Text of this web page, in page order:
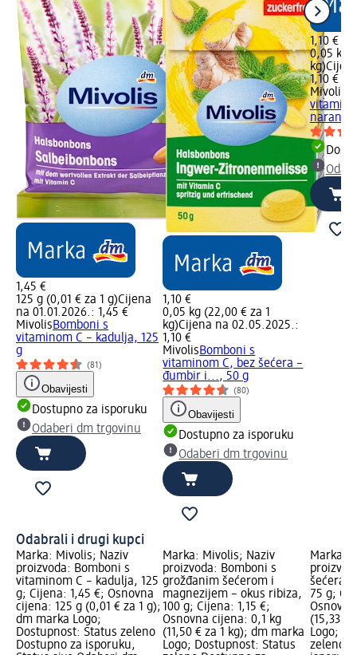
1,45 €
125 g (0,01 € za 1 g)Cijena
na 01.01.2026.: 1,45 €
MivolisBomboni s
vitaminom C – kadulja, 125
g
(81)
Obavijesti
Dostupno za isporuku
Odaberi dm trgovinu
1,10 €
0,05 kg (22,00 € za 1
kg)Cijena na 02.05.2025.:
1,10 €
MivolisBomboni s
vitaminom C, bez šećera –
đumbir i..., 50 g
(80)
Obavijesti
Dostupno za isporuku
Odaberi dm trgovinu
1,10 €
0,05 kg
kg)
1,10 €
Mivolis
Odabrali i drugi kupci
Marka: Mivolis; Naziv
proizvoda: Bomboni s
vitaminom C – kadulja, 125
g; Cijena: 1,45 €; Osnovna
cijena: 125 g (0,01 € za 1 g);
dm marka Logo;
Dostupnost: Status zeleno
Dostupno za isporuku,
Marka: Mivolis; Naziv
proizvoda: Bomboni s
grožđanim šećerom i
magnezijem – okus ribiza,
100 g; Cijena: 1,15 €;
Osnovna cijena: 0,1 kg
(11,50 € za 1 kg); dm marka
Logo; Dostupnost: Status
Marka:
šećera
75 g;
(15,33 €
Logo;
zeleno